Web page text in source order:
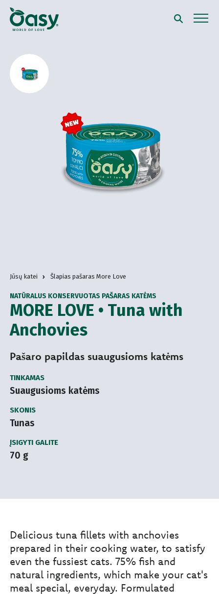
Jūsų katei Šlapias pašaras More Love
MORE LOVE • Tuna with
Anchovies
NATŪRALUS KONSERVUOTAS PAŠARAS KATĖMS
Pašaro papildas suaugusioms katėms
TINKAMAS
Suaugusioms katėms
SKONIS
Tunas
ĮSIGYTI GALITE
70 g
Delicious tuna fillets with anchovies
prepared in their cooking water, to satisfy
even the fussiest cats. 75% fish and
natural ingredients, which make your cat's
meal special, everyday. Formulated